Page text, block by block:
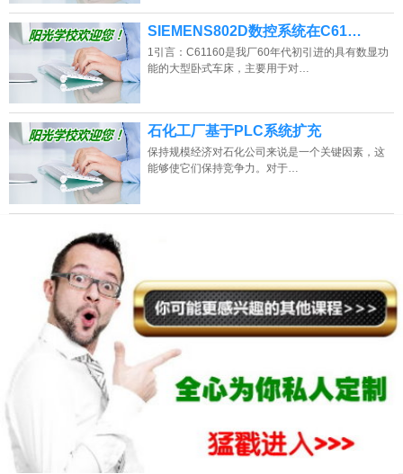
SIEMENS802D数控系统在C61…
1引言：C61160是我厂60年代初引进的具有数显功
能的大型卧式车床，主要用于对…
石化工厂基于PLC系统扩充
保持规模经济对石化公司来说是一个关键因素，这
能够使它们保持竞争力。对于…